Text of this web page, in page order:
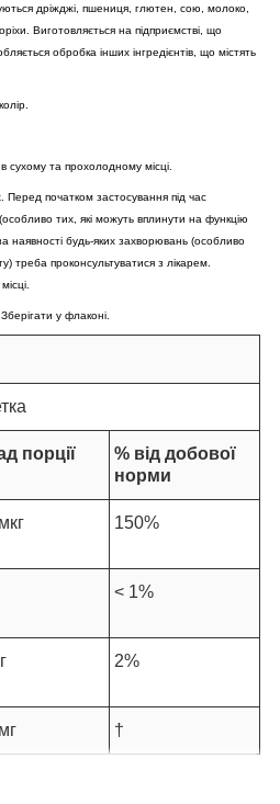
дріжджі, пшениця, глютен, сою, молоко,
Виготовляється на підприємстві, що
обробка інших інгредієнтів, що містять
в сухому та прохолодному місці.
початком застосування під час
(особливо тих, які можуть вплинути на функцію
наявності будь-яких захворювань (особливо
треба проконсультуватися з лікарем.
у флаконі.
порції
% від добової
норми
150%
< 1%
2%
†